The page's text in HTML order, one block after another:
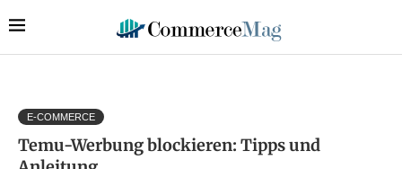
E-COMMERCE
Temu-Werbung blockieren: Tipps und